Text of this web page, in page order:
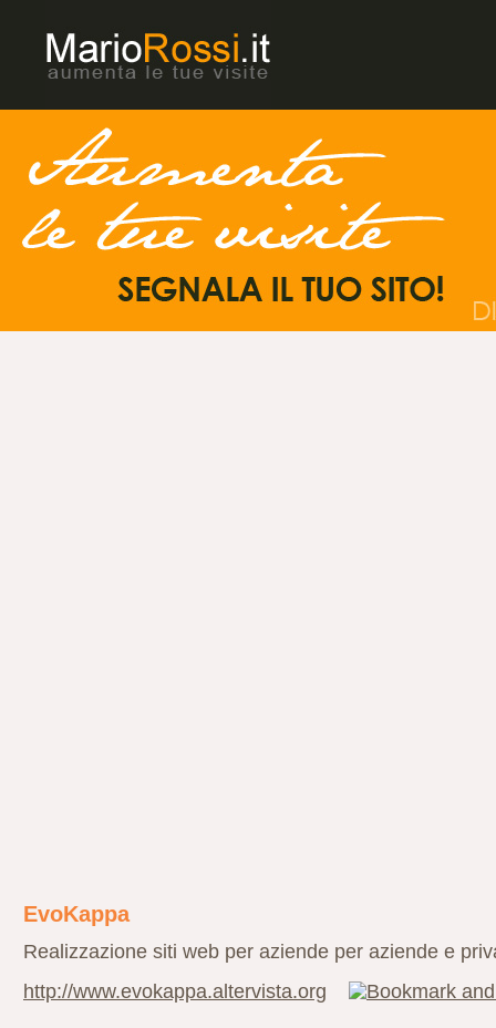
EvoKappa
Realizzazione siti web per aziende per aziende e
http://www.evokappa.altervista.org